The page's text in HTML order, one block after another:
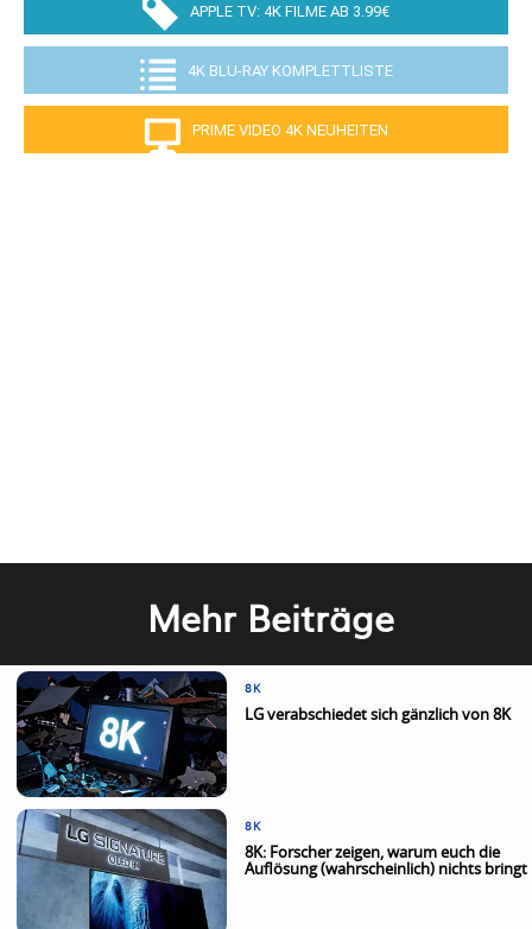
APPLE TV: 4K FILME AB 3.99€
4K BLU-RAY KOMPLETTLISTE
PRIME VIDEO 4K NEUHEITEN
Mehr Beiträge
8K
LG verabschiedet sich gänzlich von 8K
8K
8K: Forscher zeigen, warum euch die
Auflösung (wahrscheinlich) nichts bringt